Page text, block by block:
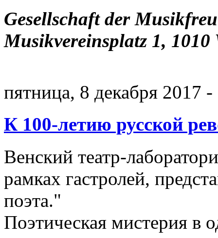
Gesellschaft der
Musikvereinsplatz 1, 1010
пятница, 8 декабря 2017
К 100-летию русской
Венский театр-
рамках гастролей,
поэта."
Поэтическая мистерия в